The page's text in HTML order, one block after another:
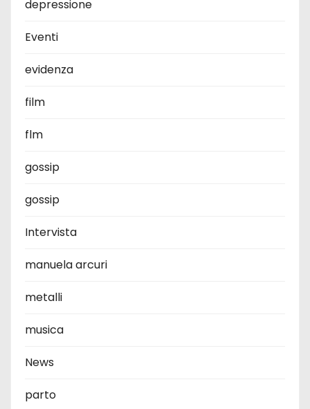
depressione
Eventi
evidenza
film
flm
gossip
gossip
Intervista
manuela arcuri
metalli
musica
News
parto